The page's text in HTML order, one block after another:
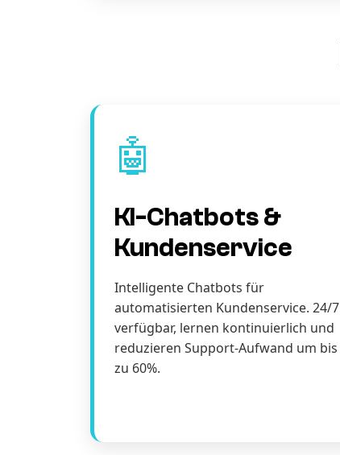
🤖
KI-Chatbots &
Kundenservice
Intelligente Chatbots für
automatisierten Kundenservice. 24/7
verfügbar, lernen kontinuierlich und
reduzieren Support-Aufwand um bis
zu 60%.